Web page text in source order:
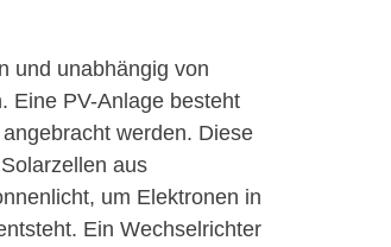
und unabhängig von
Eine PV-Anlage besteht
werden. Diese
aus
um Elektronen in
Ein Wechselrichter